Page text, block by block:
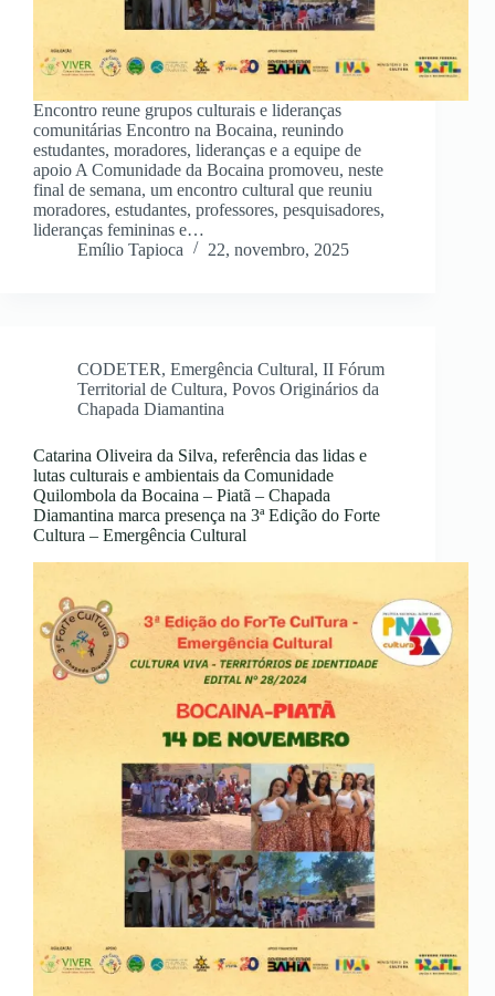
Encontro reune grupos culturais e lideranças
comunitárias Encontro na Bocaina, reunindo
estudantes, moradores, lideranças e a equipe de
apoio A Comunidade da Bocaina promoveu, neste
final de semana, um encontro cultural que reuniu
moradores, estudantes, professores, pesquisadores,
lideranças femininas e…
Emílio Tapioca
22, novembro, 2025
CODETER, Emergência Cultural, II Fórum
Territorial de Cultura, Povos Originários da
Chapada Diamantina
Catarina Oliveira da Silva, referência das lidas e
lutas culturais e ambientais da Comunidade
Quilombola da Bocaina – Piatã – Chapada
Diamantina marca presença na 3ª Edição do Forte
Cultura – Emergência Cultural